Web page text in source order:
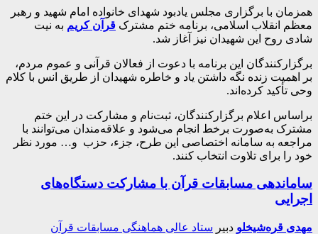
همزمان با برگزاری مجلس یادبود شهدای خانواده امام شهید و رهبر
معظم انقلاب اسلامی، برنامه ختم مشترک قرآن کریم به نیت
شادی روح این شهیدان نیز آغاز شد.
برگزارکنندگان این برنامه با دعوت از فعالان قرآنی و عموم مردم،
بر اهمیت زنده نگه داشتن یاد و خاطره شهیدان از طریق انس با کلام
وحی تأکید کرده‌اند.
براساس اعلام برگزارکنندگان، ثبت‌نام و مشارکت در این ختم
مشترک به‌صورت برخط انجام می‌شود و علاقه‌مندان می‌توانند با
مراجعه به سامانه اختصاصی این طرح، جزء، حزب و… مورد نظر
خود را برای تلاوت انتخاب کنند.
ساماندهی مسابقات قرآن با مشارکت دستگاه‌های
اجرایی
مهدی قره‌شیخلو دبیر ستاد عالی هماهنگی مسابقات قرآن